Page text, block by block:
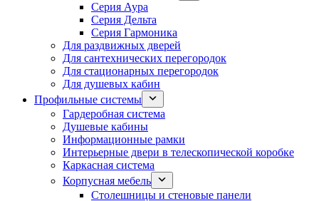
Серия Аура
Серия Дельта
Серия Гармоника
Для раздвижных дверей
Для сантехнических перегородок
Для стационарных перегородок
Для душевых кабин
Профильные системы
Гардеробная система
Душевые кабины
Информационные рамки
Интерьерные двери в телескопической коробке
Каркасная система
Корпусная мебель
Столешницы и стеновые панели